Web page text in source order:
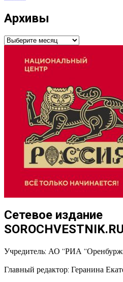
Архивы
Архивы
Сетевое издание
SOROCHVESTNIK.RU
Учредитель: АО “РИА
Главный редактор: Геранина